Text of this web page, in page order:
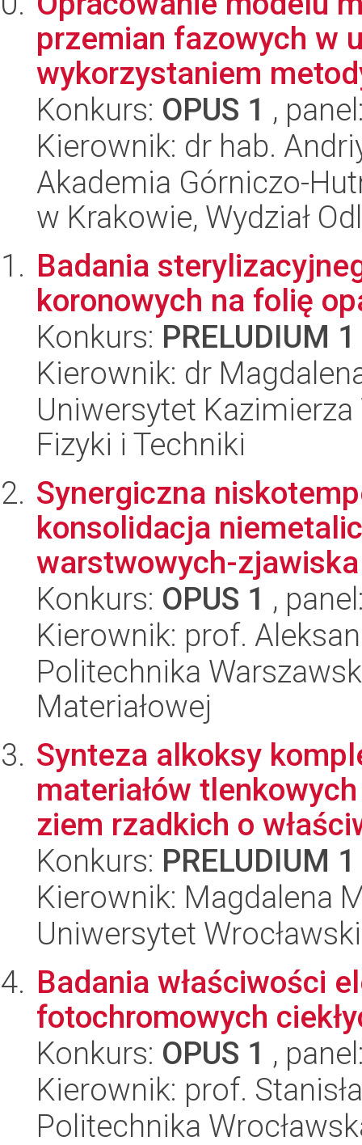
przemian fazowych w
wykorzystaniem
Konkurs: OPUS 1 ,
Kierownik: dr hab.
Akademia Górniczo-
w Krakowie, Wydział
Badania
koronowych na folię
Konkurs: PRELUDIUM 1
Kierownik: dr
Uniwersytet Kazimierza
Fizyki i Techniki
Synergiczna
konsolidacja
warstwowych-
Konkurs: OPUS 1 ,
Kierownik: prof.
Politechnika
Materiałowej
Synteza alkoksy
materiałów
ziem rzadkich o
Konkurs: PRELUDIUM 1
Kierownik: Magdalena
Uniwersytet
Badania właściwości
fotochromowych
Konkurs: OPUS 1 ,
Kierownik: prof.
Politechnika